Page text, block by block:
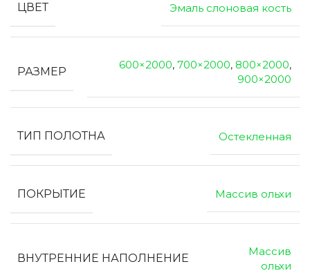
ЦВЕТ Эмаль слоновая кость
РАЗМЕР
600×2000, 700×2000, 800×2000,
900×2000
ТИП ПОЛОТНА Остекленная
ПОКРЫТИЕ Массив ольхи
ВНУТРЕННИЕ НАПОЛНЕНИЕ
Массив
ольхи